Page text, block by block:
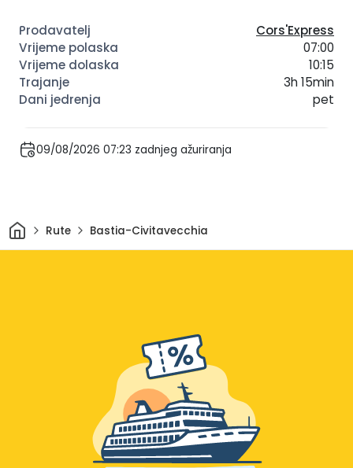
Cors'Express
07:00
10:15
3h 15min
pet
09/08/2026 07:23 zadnjeg ažuriranja
DomRute Bastia-Civitavecchia